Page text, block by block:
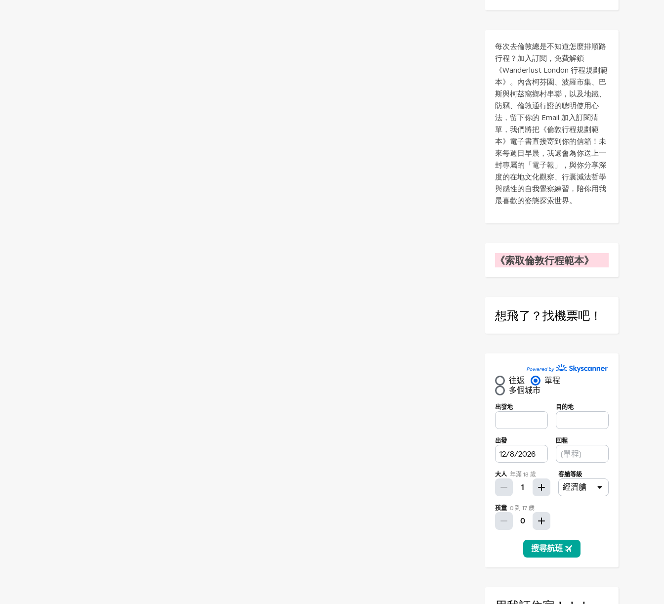
每次去倫敦總是不知道怎麼排順路
行程？加入訂閱，免費解鎖
《Wanderlust London 行程規劃範
本》。內含柯芬園、波羅市集、巴
斯與柯茲窩鄉村串聯，以及地鐵、
防竊、倫敦通行證的聰明使用心
法，留下你的 Email 加入訂閱清
單，我們將把《倫敦行程規劃範
本》電子書直接寄到你的信箱！未
來每週日早晨，我還會為你送上一
封專屬的「電子報」，與你分享深
度的在地文化觀察、行囊減法哲學
與感性的自我覺察練習，陪你用我
最喜歡的姿態探索世界。
《索取倫敦行程範本》
想飛了？找機票吧！